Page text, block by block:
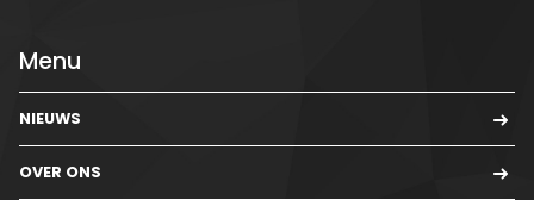
Menu
NIEUWS
OVER ONS